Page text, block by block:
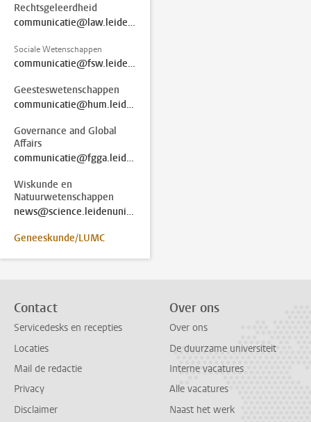
Rechtsgeleerdheid
communicatie@law.leidenuniv.nl
Sociale Wetenschappen
communicatie@fsw.leidenuniv.nl
Geesteswetenschappen
communicatie@hum.leidenuniv.nl
Governance and Global
Affairs
communicatie@fgga.leidenuniv.nl
Wiskunde en
Natuurwetenschappen
news@science.leidenuniv.nl
Geneeskunde/LUMC
Contact
Servicedesks en recepties
Locaties
Mail de redactie
Privacy
Disclaimer
Over ons
Over ons
De duurzame universiteit
Interne vacatures
Alle vacatures
Naast het werk